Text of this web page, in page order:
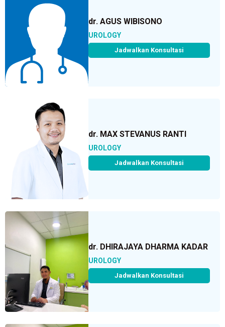
dr. AGUS WIBISONO
UROLOGY
Jadwalkan Konsultasi
dr. MAX STEVANUS RANTI
UROLOGY
Jadwalkan Konsultasi
dr. DHIRAJAYA DHARMA KADAR
UROLOGY
Jadwalkan Konsultasi